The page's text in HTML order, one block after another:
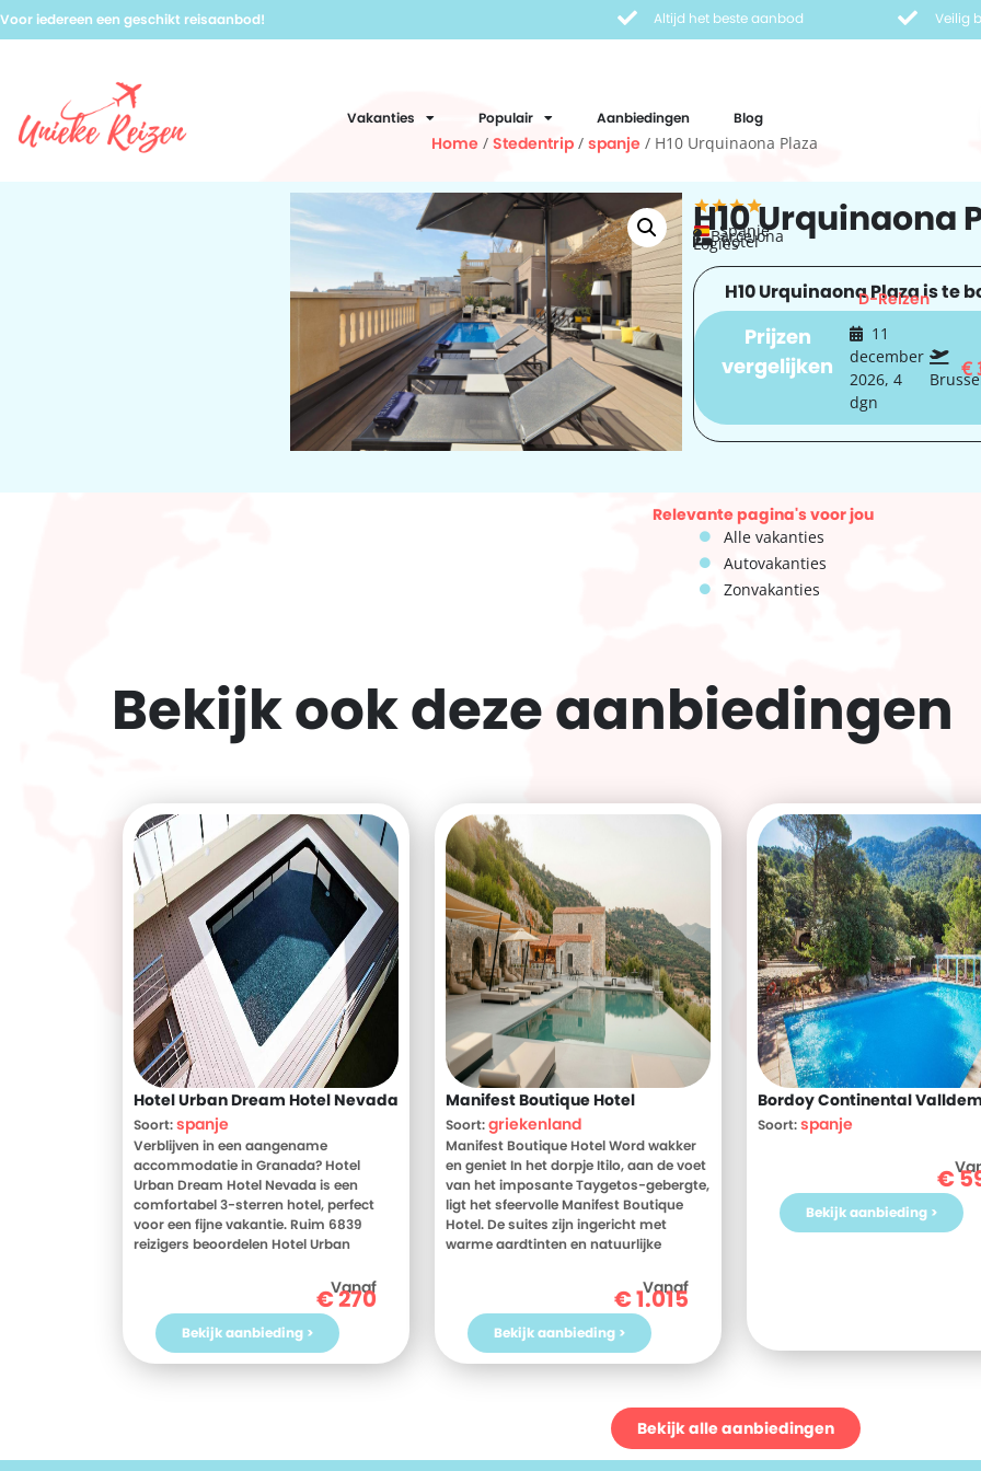
Voor iedereen een geschikt reisaanbod! Altijd het beste aanbod Veilig
Vakanties Populair Aanbiedingen Blog
Home / Stedentrip/ spanje / H10 Urquinaona Plaza
H10 Urquinaona
Spanje
Barcelona
hotel
Logies
H10 Urquinaona Plaza is te
D-Reizen
Prijzen
vergelijken
11
december
2026, 4
dgn
€
Relevante pagina's voor jou
Alle vakanties
Autovakanties
Zonvakanties
Bekijk ook dezeaanbiedingen
Hotel Urban Dream Hotel Nevada
Soort:spanje
Verblijven in een aangename
accommodatie in Granada? Hotel
Urban Dream Hotel Nevada is een
comfortabel 3-sterren hotel, perfect
voor een fijne vakantie. Ruim 6839
reizigers beoordelen Hotel Urban
een 8. Meer weten? Bekijk dan nu de
foto's en beoordelingen van Hotel
Urban Dream Hotel Nevada, voor meer
informatie! Ben jij toe aan een heerlijke
vakantie in Spanje? Boek jouw vakantie
Vanaf
€270
Bekijk aanbieding >
Manifest Boutique Hotel
Soort:griekenland
Manifest Boutique Hotel Word wakker
en geniet In het dorpje Itilo, aan de voet
van het imposante Taygetos-gebergte,
ligt het sfeervolle Manifest Boutique
Hotel. De suites zijn ingericht met
warme aardtinten en natuurlijke
thuis voelt. 's Ochtends geniet je vanaf
je privéterras van het heerlijke ontbijt
met een adembenemend panorama-
uitzicht over de Middellandse Zee.
Verken overdag in je eigen ritme de
de zee waar je op uitkijkt. Sluit de dag
ontspannen af met een prachtige
zonsondergang, zo kom je echt tot
Vanaf
€1.015
Bekijk aanbieding >
Bordoy Continental
Soort:spanje
€
Bekijk aanbieding >
Bekijk alle aanbiedingen